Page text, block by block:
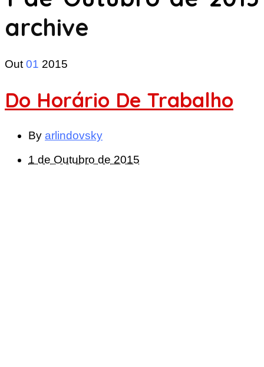
archive
Out 01 2015
Do Horário De Trabalho
By arlindovsky
1 de Outubro de 2015